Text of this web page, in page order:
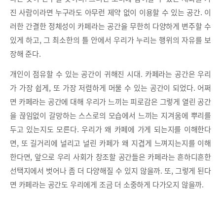
진 사람이라면 누구라도 아무런 제약 없이 이용할 수 있는 공간. 이
러한 간결한 정체성이 카페라는 공간을 무한히 다양하게 변주할 수
있게 하고, 그 최소한의 틀 안에서 우리가 누리는 행위의 자유를 보
장해 준다.
개인이 점유할 수 있는 공간이 귀해진 시대. 카페라는 공간은 우리
가 가장 쉽게, 또 가장 저렴하게 머물 수 있는 공간이 되었다. 어쩌
면 카페라는 공간에 대해 우리가 느끼는 피로감은 그렇게 열린 공간
을 끊임없이 갈망하는 스스로의 모습에서 느끼는 지겨움에 뿌리를
두고 있는지도 모른다. 우리가 왜 카페에 가게 되는지를 이해한다
면, 또 길거리에 널리고 널린 카페가 왜 지겹게 느껴지는지를 이해
한다면, 앞으로 우리 사회가 창조할 공간들은 카페라는 흔하디흔한
선택지에서 벗어나 좀 더 다양해질 수 있지 않을까. 또, 그렇게 된다
면 카페라는 공간도 우리에게 조금 더 소중하게 다가오지 않을까.